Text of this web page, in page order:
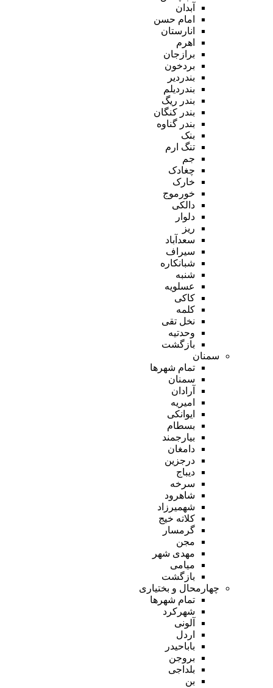
آبدان
امام حسن
انارستان
اهرم
برازجان
بردخون
بندردیر
بندردیلم
بندر ریگ
بندر کنگان
بندر گناوه
بنک
تنگ ارم
جم
چغادک
خارک
خورموج
دالکی
دلوار
ریز
سعدآباد
سیراف
شبانکاره
شنبه
عسلویه
کاکی
کلمه
نخل تقی
وحدتیه
بازگشت
سمنان
تمام شهر‌ها
سمنان
آرادان
امیریه
ایوانکی
بسطام
بیارجمند
دامغان
درجزین
دیباج
سرخه
شاهرود
شهمیرزاد
کلاته خیج
گرمسار
مجن
مهدی شهر
میامی
بازگشت
چهارمحال و بختیاری
تمام شهر‌ها
شهرکرد
آلونی
اردل
باباحیدر
بروجن
بلداجی
بن